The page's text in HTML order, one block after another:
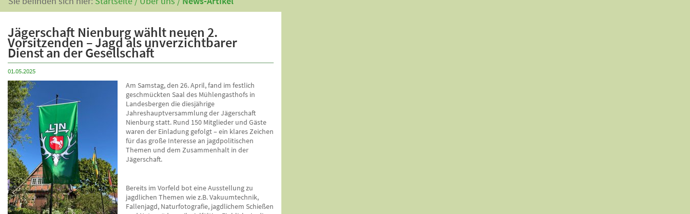
Jägerschaft Nienburg wählt neuen 2.
Vorsitzenden – Jagd als unverzichtbarer
Dienst an der Gesellschaft
01.05.2025
Am Samstag, den 26. April, fand im festlich
geschmückten Saal des Mühlengasthofs in
Landesbergen die diesjährige
Jahreshauptversammlung der Jägerschaft
Nienburg statt. Rund 150 Mitglieder und Gäste
waren der Einladung gefolgt – ein klares Zeichen
für das große Interesse an jagdpolitischen
Themen und dem Zusammenhalt in der
Jägerschaft.
Bereits im Vorfeld bot eine Ausstellung zu
jagdlichen Themen wie z.B. Vakuumtechnik,
Fallenjagd, Naturfotografie, jagdlichem Schießen